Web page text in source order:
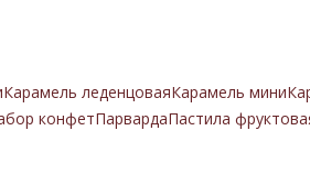
Карамель леденцоваяКарамель мини
конфетПарвардаПастила